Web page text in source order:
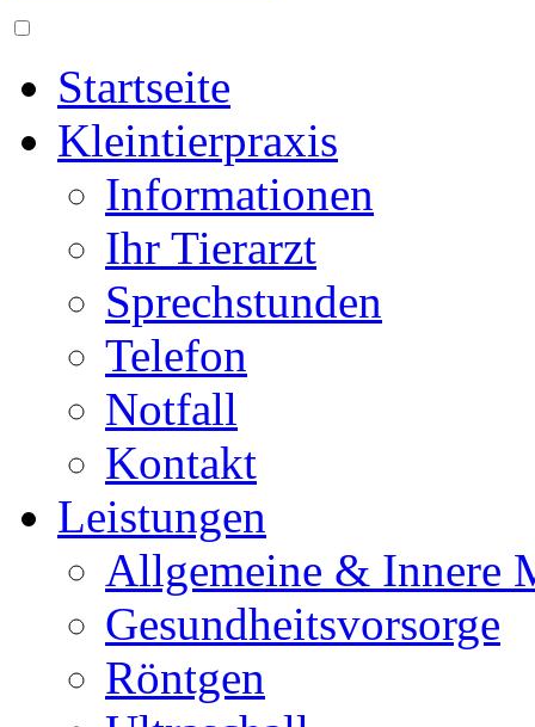
Startseite
Kleintierpraxis
Informationen
Ihr Tierarzt
Sprechstunden
Telefon
Notfall
Kontakt
Leistungen
Allgemeine & Innere
Gesundheitsvorsorge
Röntgen